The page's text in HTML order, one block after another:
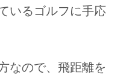
いるゴルフに手応
なので、飛距離を